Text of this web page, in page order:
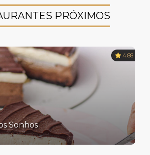
PRÓXIMOS
4.88
Sonhos